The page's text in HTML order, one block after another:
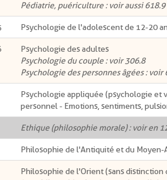
Pédiatrie, puériculture : voir aussi 618.9
Psychologie de l'adolescent de 12-20
Psychologie des adultes
Psychologie du couple : voir 306.8
Psychologie des personnes âgées : voir
Psychologie appliquée (psychologie et
personnel - Emotions, sentiments,
Ethique (philosophie morale) : voir en
Philosophie de l'Antiquité et du
Philosophie de l'Orient (sans distinction